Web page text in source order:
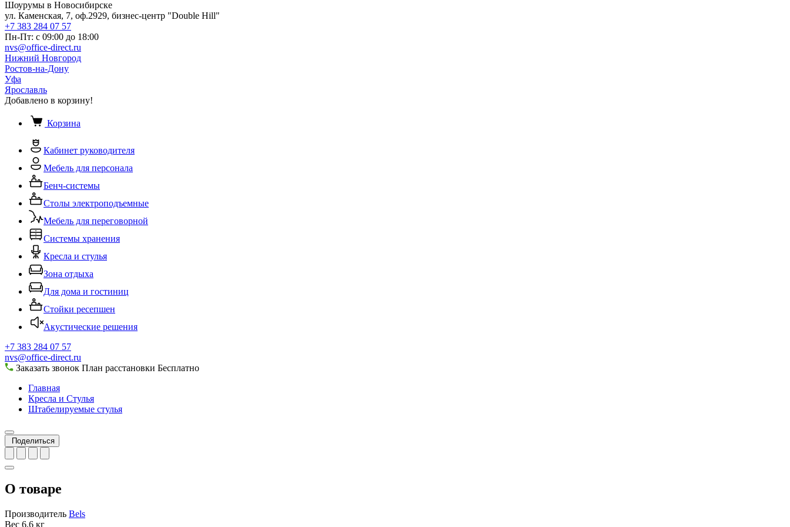
Шоурумы в Новосибирске
ул. Каменская, 7, оф.2929, бизнес-центр "Double Hill"
+7 383 284 07 57
Пн-Пт: с 09:00 до 18:00
nvs@office-direct.ru
Нижний Новгород
Ростов-на-Дону
Уфа
Ярославль
Добавлено в корзину!
Корзина
Кабинет руководителя
Мебель для персонала
Бенч-системы
Столы электроподъемные
Мебель для переговорной
Системы хранения
Кресла и стулья
Зона отдыха
Для дома и гостиниц
Стойки ресепшен
Акустические решения
+7 383 284 07 57
nvs@office-direct.ru
Заказать звонок План расстановки Бесплатно
Главная
Кресла и Стулья
Штабелируемые стулья
Поделиться
О товаре
Производитель Bels
Вес 6,6 кг